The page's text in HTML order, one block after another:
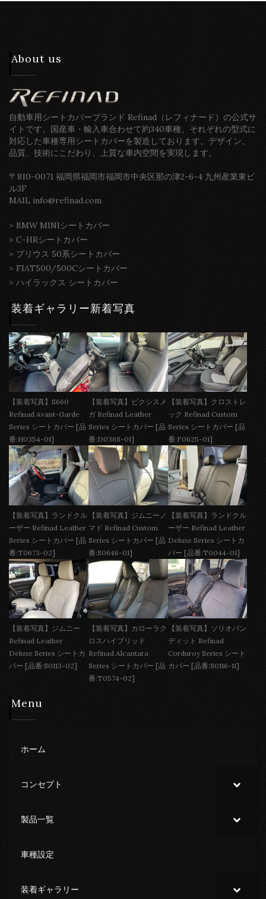
About us
自動車用シートカバーブランド Refinad（レフィナード）の公式サ
イトです。国産車・輸入車合わせて約340車種、それぞれの型式に
対応した車種専用シートカバーを製造しております。デザイン、
品質、技術にこだわり、上質な車内空間を実現します。
〒810-0071 福岡県福岡市福岡市中央区那の津2-6-4 九州産業東ビ
ル3F
MAIL info@refinad.com
> BMW MINIシートカバー
> C-HRシートカバー
> プリウス 50系シートカバー
> FIAT500/500Cシートカバー
> ハイラックス シートカバー
装着ギャラリー新着写真
【装着写真】S660
Refinad Avant-Garde
Series シートカバー [品
番:H0354-01]
【装着写真】ピクシスメ
ガ Refinad Leather
Series シートカバー [品
番:D0368-01]
【装着写真】クロストレ
ック Refinad Custom
Series シートカバー [品
番:F0625-01]
【装着写真】ランドクル
ーザー Refinad Leather
Series シートカバー [品
番:T0673-02]
【装着写真】ジムニーノ
マド Refinad Custom
Series シートカバー [品
番:S0646-01]
【装着写真】ランドクル
ーザー Refinad Leather
Deluxe Series シートカ
バー [品番:T0044-01]
【装着写真】ジムニー
Refinad Leather
Deluxe Series シートカ
バー [品番:S0113-02]
【装着写真】カローラク
ロスハイブリッド
Refinad Alcantara
Series シートカバー [品
番:T0574-02]
【装着写真】ソリオバン
ディット Refinad
Corduroy Series シート
カバー [品番:S0116-11]
Menu
ホーム
コンセプト
製品一覧
車種設定
装着ギャラリー